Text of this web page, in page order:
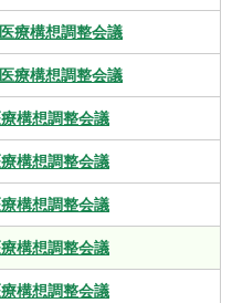
療構想調整会議
療構想調整会議
構想調整会議
構想調整会議
構想調整会議
構想調整会議
構想調整会議